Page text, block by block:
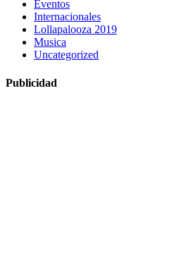
Eventos
Internacionales
Lollapalooza 2019
Musica
Uncategorized
Publicidad